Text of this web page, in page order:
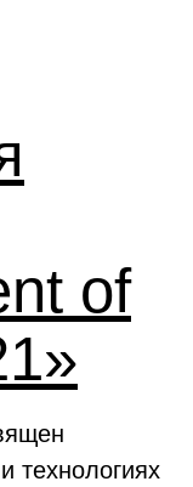
of
технологиях